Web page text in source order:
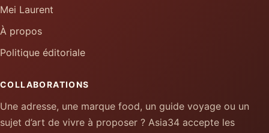
Mei Laurent
À propos
Politique éditoriale
COLLABORATIONS
Une adresse, une marque food, un guide voyage ou un
sujet d’art de vivre à proposer ? Asia34 accepte les